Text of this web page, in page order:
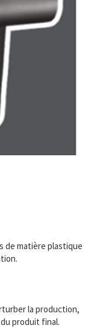
de matière plastique
la production,
produit final.